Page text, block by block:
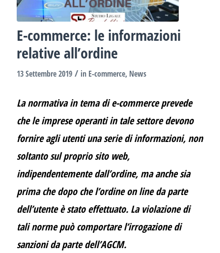
E-commerce: le informazioni
relative all’ordine
13 Settembre 2019 / in E-commerce, News
La normativa in tema di e-commerce prevede
che le imprese operanti in tale settore devono
fornire agli utenti una serie di informazioni, non
soltanto sul proprio sito web,
indipendentemente dall’ordine, ma anche sia
prima che dopo che l’ordine on line da parte
dell’utente è stato effettuato. La violazione di
tali norme può comportare l’irrogazione di
sanzioni da parte dell’AGCM.